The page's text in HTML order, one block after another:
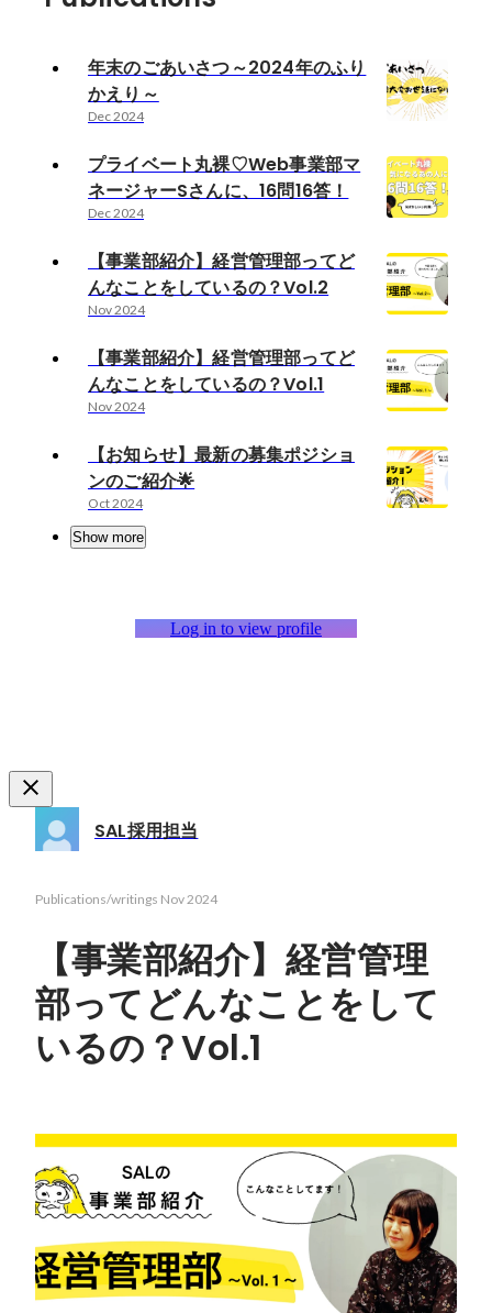
年末のごあいさつ～2024年のふり
かえり～
Dec 2024
プライベート丸裸♡Web事業部マ
ネージャーSさんに、16問16答！
Dec 2024
【事業部紹介】経営管理部ってど
んなことをしているの？Vol.2
Nov 2024
【事業部紹介】経営管理部ってど
んなことをしているの？Vol.1
Nov 2024
【お知らせ】最新の募集ポジショ
ンのご紹介🌟
Oct 2024
Show more
Log in to view profile
SAL採用担当
Publications/writings Nov 2024
【事業部紹介】経営管理
部ってどんなことをして
いるの？Vol.1